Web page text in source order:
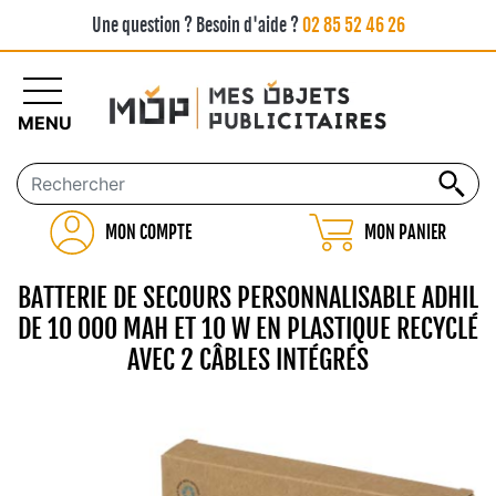
Une question ? Besoin d'aide ?02 85 52 46 26
MON COMPTE MON PANIER
MENU
BATTERIE DE SECOURS PERSONNALISABLE ADHIL
DE 10 000 MAH ET 10 W EN PLASTIQUE RECYCLÉ
AVEC 2 CÂBLES INTÉGRÉS